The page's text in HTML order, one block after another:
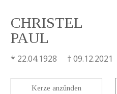
CHRISTEL
PAUL
* 22.04.1928 † 09.12.2021
Kerze anzünden